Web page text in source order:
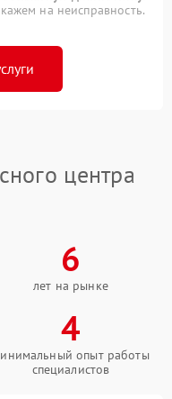
на неисправность.
центра
6
лет на рынке
4
опыт работы
специалистов